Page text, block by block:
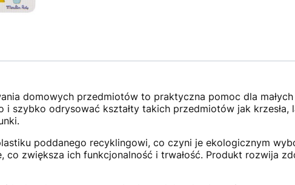
domowych przedmiotów to praktyczna pomoc dla
i szybko odrysować kształty takich przedmiotów jak
poddanego recyklingowi, co czyni je ekologicznym
zwiększa ich funkcjonalność i trwałość. Produkt rozwija